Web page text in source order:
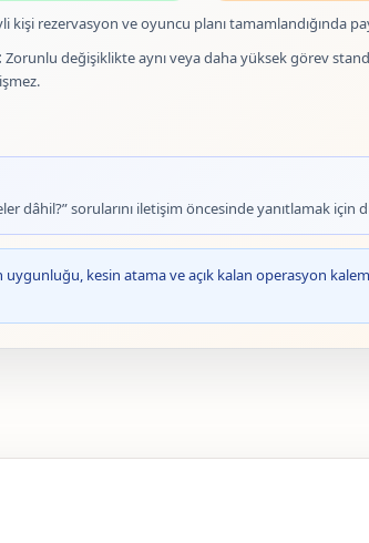
kişi rezervasyon ve oyuncu planı tamamlandığında
Zorunlu değişiklikte aynı veya daha yüksek görev
dâhil?” sorularını iletişim öncesinde yanıtlamak için
kesin atama ve açık kalan operasyon